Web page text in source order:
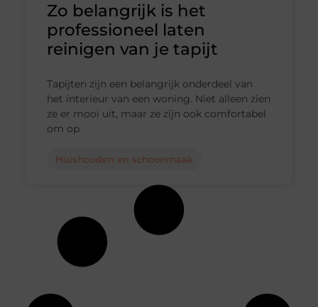
Zo belangrijk is het
professioneel laten
reinigen van je tapijt
Tapijten zijn een belangrijk onderdeel van
het interieur van een woning. Niet alleen zien
ze er mooi uit, maar ze zijn ook comfortabel
om op
Huishouden en schoonmaak